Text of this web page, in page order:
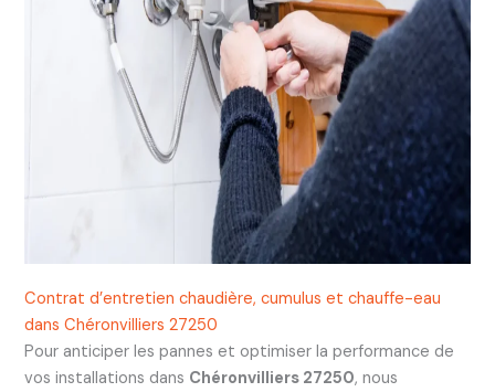
Contrat d’entretien chaudière, cumulus et chauffe-eau
dans Chéronvilliers 27250
Pour anticiper les pannes et optimiser la performance de
vos installations dans Chéronvilliers 27250, nous